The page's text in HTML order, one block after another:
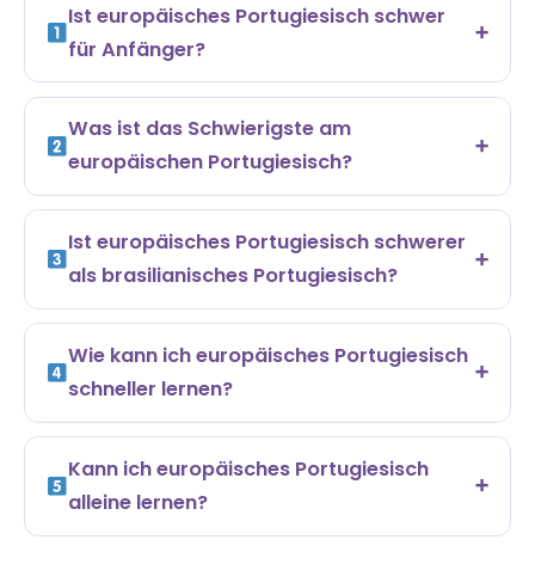
Ist europäisches Portugiesisch schwer
für Anfänger?
Was ist das Schwierigste am
europäischen Portugiesisch?
Ist europäisches Portugiesisch schwerer
als brasilianisches Portugiesisch?
Wie kann ich europäisches Portugiesisch
schneller lernen?
Kann ich europäisches Portugiesisch
alleine lernen?